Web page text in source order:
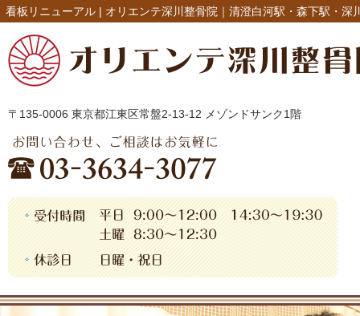
看板リニューアル | オリエンテ深川整骨院｜清澄白河駅・森下駅・深
〒135-0006 東京都江東区常盤2-13-12 メゾンドサンク1階